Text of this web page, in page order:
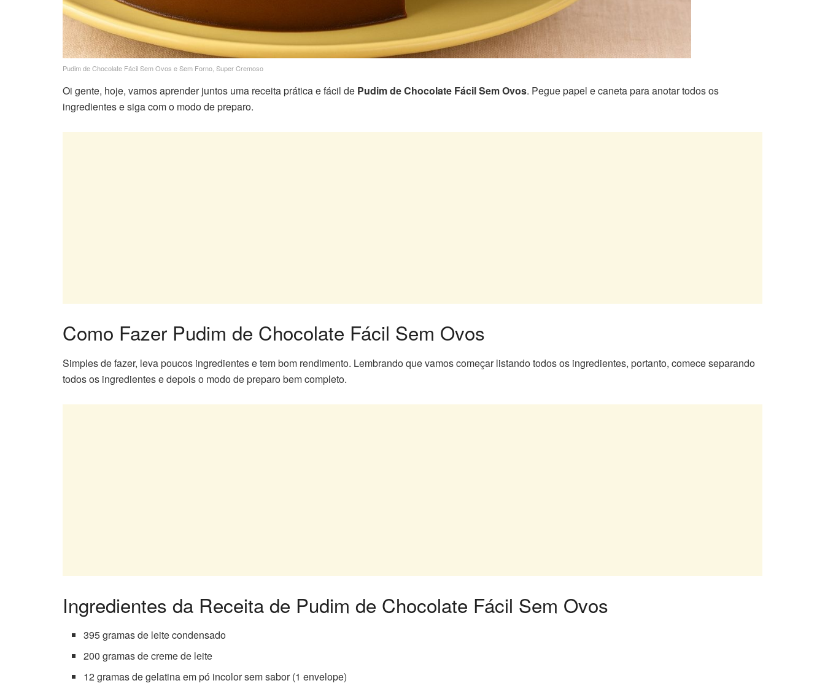
Pudim de Chocolate Fácil Sem Ovos e Sem Forno, Super Cremoso
Oi gente, hoje, vamos aprender juntos uma receita prática e fácil de Pudim de Chocolate Fácil Sem Ovos. Pegue papel e caneta para anotar todos os
ingredientes e siga com o modo de preparo.
Como Fazer Pudim de Chocolate Fácil Sem Ovos
Simples de fazer, leva poucos ingredientes e tem bom rendimento. Lembrando que vamos começar listando todos os ingredientes, portanto, comece separando
todos os ingredientes e depois o modo de preparo bem completo.
Ingredientes da Receita de Pudim de Chocolate Fácil Sem Ovos
395 gramas de leite condensado
200 gramas de creme de leite
12 gramas de gelatina em pó incolor sem sabor (1 envelope)